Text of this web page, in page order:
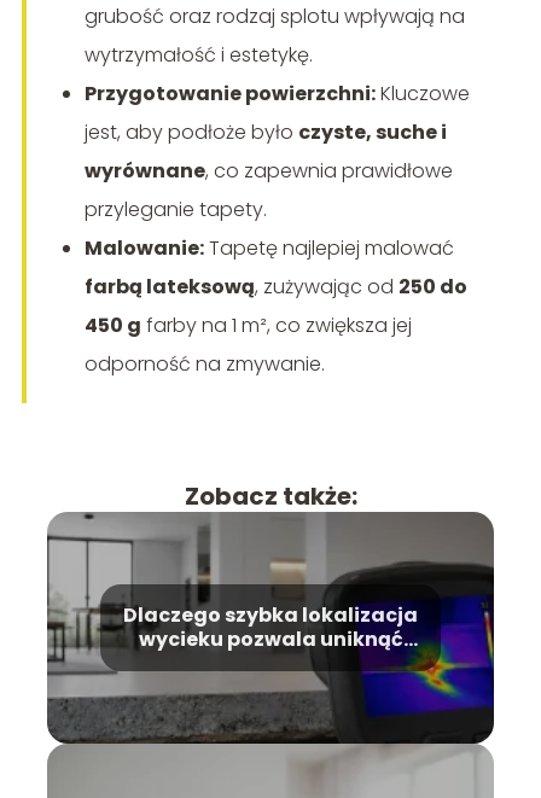
grubość oraz rodzaj splotu wpływają na
wytrzymałość i estetykę.
Przygotowanie powierzchni:Kluczowe
jest, aby podłoże było czyste, suche i
wyrównane, co zapewnia prawidłowe
przyleganie tapety.
Malowanie:Tapetę najlepiej malować
farbą lateksową, zużywając od 250 do
450 g farby na 1 m², co zwiększa jej
odporność na zmywanie.
Zobacz także:
Dlaczego szybka lokalizacja
wycieku pozwala uniknąć
kosztownego remontu?